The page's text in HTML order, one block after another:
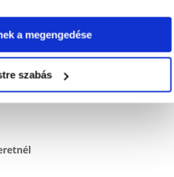
a megengedése
szabás
ÖN IS